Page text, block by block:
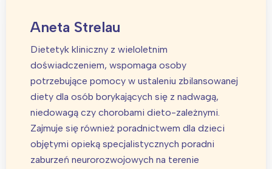
Aneta Strelau
Dietetyk kliniczny z wieloletnim
doświadczeniem, wspomaga osoby
potrzebujące pomocy w ustaleniu zbilansowanej
diety dla osób borykających się z nadwagą,
niedowagą czy chorobami dieto-zależnymi.
Zajmuje się również poradnictwem dla dzieci
objętymi opieką specjalistycznych poradni
zaburzeń neurorozwojowych na terenie